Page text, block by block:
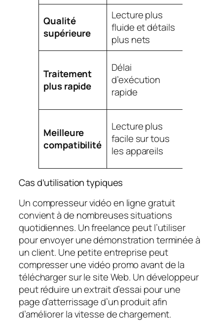
Qualité
supérieure
Lecture plus
fluide et détails
plus nets
Traitement
plus rapide
Délai
d’exécution
rapide
Meilleure
compatibilité
Lecture plus
facile sur tous
les appareils
Cas d’utilisation typiques
Un compresseur vidéo en ligne gratuit
convient à de nombreuses situations
quotidiennes. Un freelance peut l’utiliser
pour envoyer une démonstration terminée à
un client. Une petite entreprise peut
compresser une vidéo promo avant de la
télécharger sur le site Web. Un développeur
peut réduire un extrait d’essai pour une
page d’atterrissage d’un produit afin
d’améliorer la vitesse de chargement.